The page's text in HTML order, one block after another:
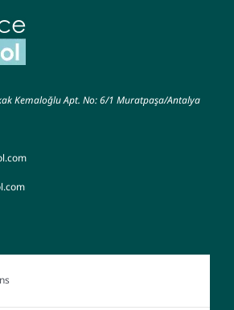
Kemaloğlu Apt. No: 6/1 Muratpaşa/Antalya